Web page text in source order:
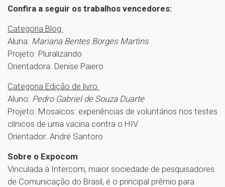
Confira a seguir os trabalhos vencedores:
Categoria Blog
Aluna: Mariana Bentes Borges Martins
Projeto: Pluralizando
Orientadora: Denise Paiero
Categoria Edição de livro
Aluno: Pedro Gabriel de Souza Duarte
Projeto: Mosaicos: experiências de voluntários nos testes
clínicos de uma vacina contra o HIV
Orientador: André Santoro
Sobre o Expocom
Vinculada à Intercom, maior sociedade de pesquisadores
de Comunicação do Brasil, é o principal prêmio para